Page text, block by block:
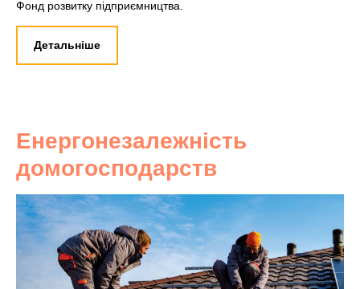
Фонд розвитку підприємництва.
Детальніше
Енергонезалежність
домогосподарств